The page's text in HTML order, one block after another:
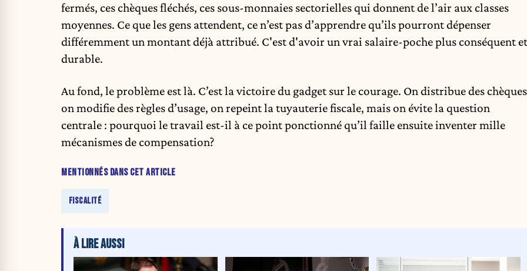
fermés, ces chèques fléchés, ces sous-monnaies sectorielles qui donnent de l’air aux classes
moyennes. Ce que les gens attendent, ce n’est pas d’apprendre qu’ils pourront dépenser
différemment un montant déjà attribué. C'est d'avoir un vrai salaire-poche plus conséquent et
durable.
Au fond, le problème est là. C’est la victoire du gadget sur le courage. On distribue des
on modifie des règles d’usage, on repeint la tuyauterie fiscale, mais on évite la question
centrale : pourquoi le travail est-il à ce point ponctionné qu’il faille ensuite inventer mille
mécanismes de compensation?
MENTIONNÉS DANS CET ARTICLE
FISCALITÉ
À LIRE AUSSI